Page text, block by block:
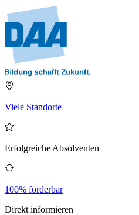
Viele Standorte
Erfolgreiche Absolventen
100% förderbar
Direkt informieren